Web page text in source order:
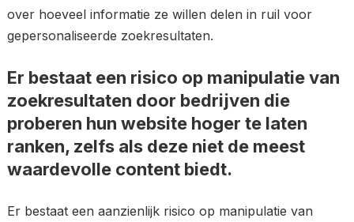
over hoeveel informatie ze willen delen in ruil voor
gepersonaliseerde zoekresultaten.
Er bestaat een risico op manipulatie van
zoekresultaten door bedrijven die
proberen hun website hoger te laten
ranken, zelfs als deze niet de meest
waardevolle content biedt.
Er bestaat een aanzienlijk risico op manipulatie van